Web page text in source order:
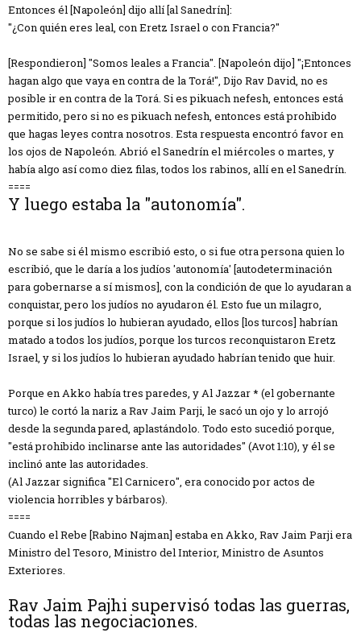
Entonces él [Napoleón] dijo allí [al Sanedrín]:
"¿Con quién eres leal, con Eretz Israel o con Francia?"
[Respondieron] "Somos leales a Francia". [Napoleón dijo] "¡Entonces
hagan algo que vaya en contra de la Torá!", Dijo Rav David, no es
posible ir en contra de la Torá. Si es pikuach nefesh, entonces está
permitido, pero si no es pikuach nefesh, entonces está prohibido
que hagas leyes contra nosotros. Esta respuesta encontró favor en
los ojos de Napoleón. Abrió el Sanedrín el miércoles o martes, y
había algo así como diez filas, todos los rabinos, allí en el Sanedrín.
====
Y luego estaba la "autonomía".
No se sabe si él mismo escribió esto, o si fue otra persona quien lo
escribió, que le daría a los judíos 'autonomía' [autodeterminación
para gobernarse a sí mismos], con la condición de que lo ayudaran a
conquistar, pero los judíos no ayudaron él. Esto fue un milagro,
porque si los judíos lo hubieran ayudado, ellos [los turcos] habrían
matado a todos los judíos, porque los turcos reconquistaron Eretz
Israel, y si los judíos lo hubieran ayudado habrían tenido que huir.
Porque en Akko había tres paredes, y Al Jazzar * (el gobernante
turco) le cortó la nariz a Rav Jaim Parji, le sacó un ojo y lo arrojó
desde la segunda pared, aplastándolo. Todo esto sucedió porque,
"está prohibido inclinarse ante las autoridades" (Avot 1:10), y él se
inclinó ante las autoridades.
(Al Jazzar significa "El Carnicero", era conocido por actos de
violencia horribles y bárbaros).
====
Cuando el Rebe [Rabino Najman] estaba en Akko, Rav Jaim Parji era
Ministro del Tesoro, Ministro del Interior, Ministro de Asuntos
Exteriores.
Rav Jaim Pajhi supervisó todas las guerras,
todas las negociaciones.